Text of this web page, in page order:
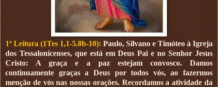
1ª Leitura (1Tes 1,1-5.8b-10): Paulo, Silvano e Timóteo à Igreja
dos Tessalonicenses, que está em Deus Pai e no Senhor Jesus
Cristo: A graça e a paz estejam convosco. Damos
continuamente graças a Deus por todos vós, ao fazermos
menção de vós nas nossas orações. Recordamos a atividade da